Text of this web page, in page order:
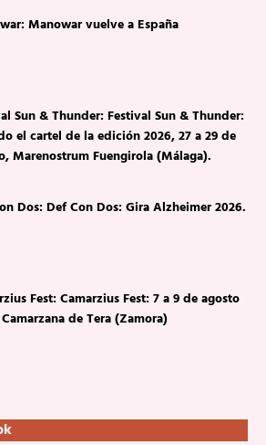
Manowar vuelve a España
Sun & Thunder: Festival Sun & Thunder:
el cartel de la edición 2026, 27 a 29 de
Marenostrum Fuengirola (Málaga).
Dos: Def Con Dos: Gira Alzheimer 2026.
Fest: Camarzius Fest: 7 a 9 de agosto
de Tera (Zamora)